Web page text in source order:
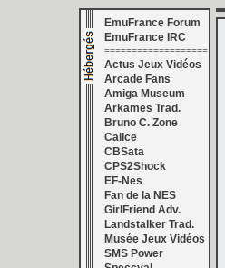
EmuFrance Forum
EmuFrance IRC
===================
Actus Jeux Vidéos
Arcade Fans
Amiga Museum
Arkames Trad.
Bruno C. Zone
Calice
CBSata
CPS2Shock
EF-Nes
Fan de la NES
GirlFriend Adv.
Landstalker Trad.
Musée Jeux Vidéos
SMS Power